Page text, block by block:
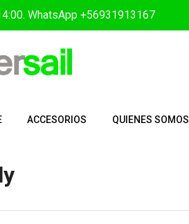
WhatsApp +56931913167
ACCESORIOS QUIENES SOMOS